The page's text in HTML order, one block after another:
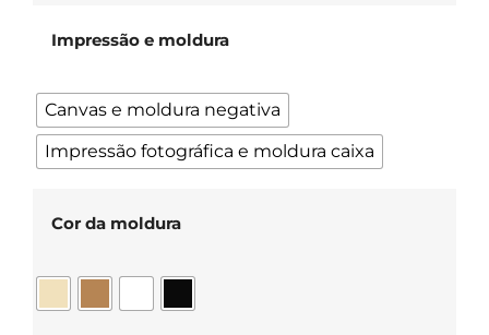
Impressão e moldura
Canvas e moldura negativa
Impressão fotográfica e moldura caixa
Cor da moldura